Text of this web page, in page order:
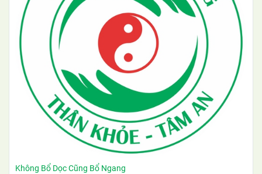
Không Bổ Dọc Cũng Bổ Ngang